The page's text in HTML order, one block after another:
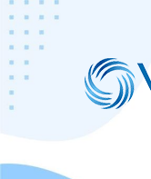
Pular
para
conteúdo